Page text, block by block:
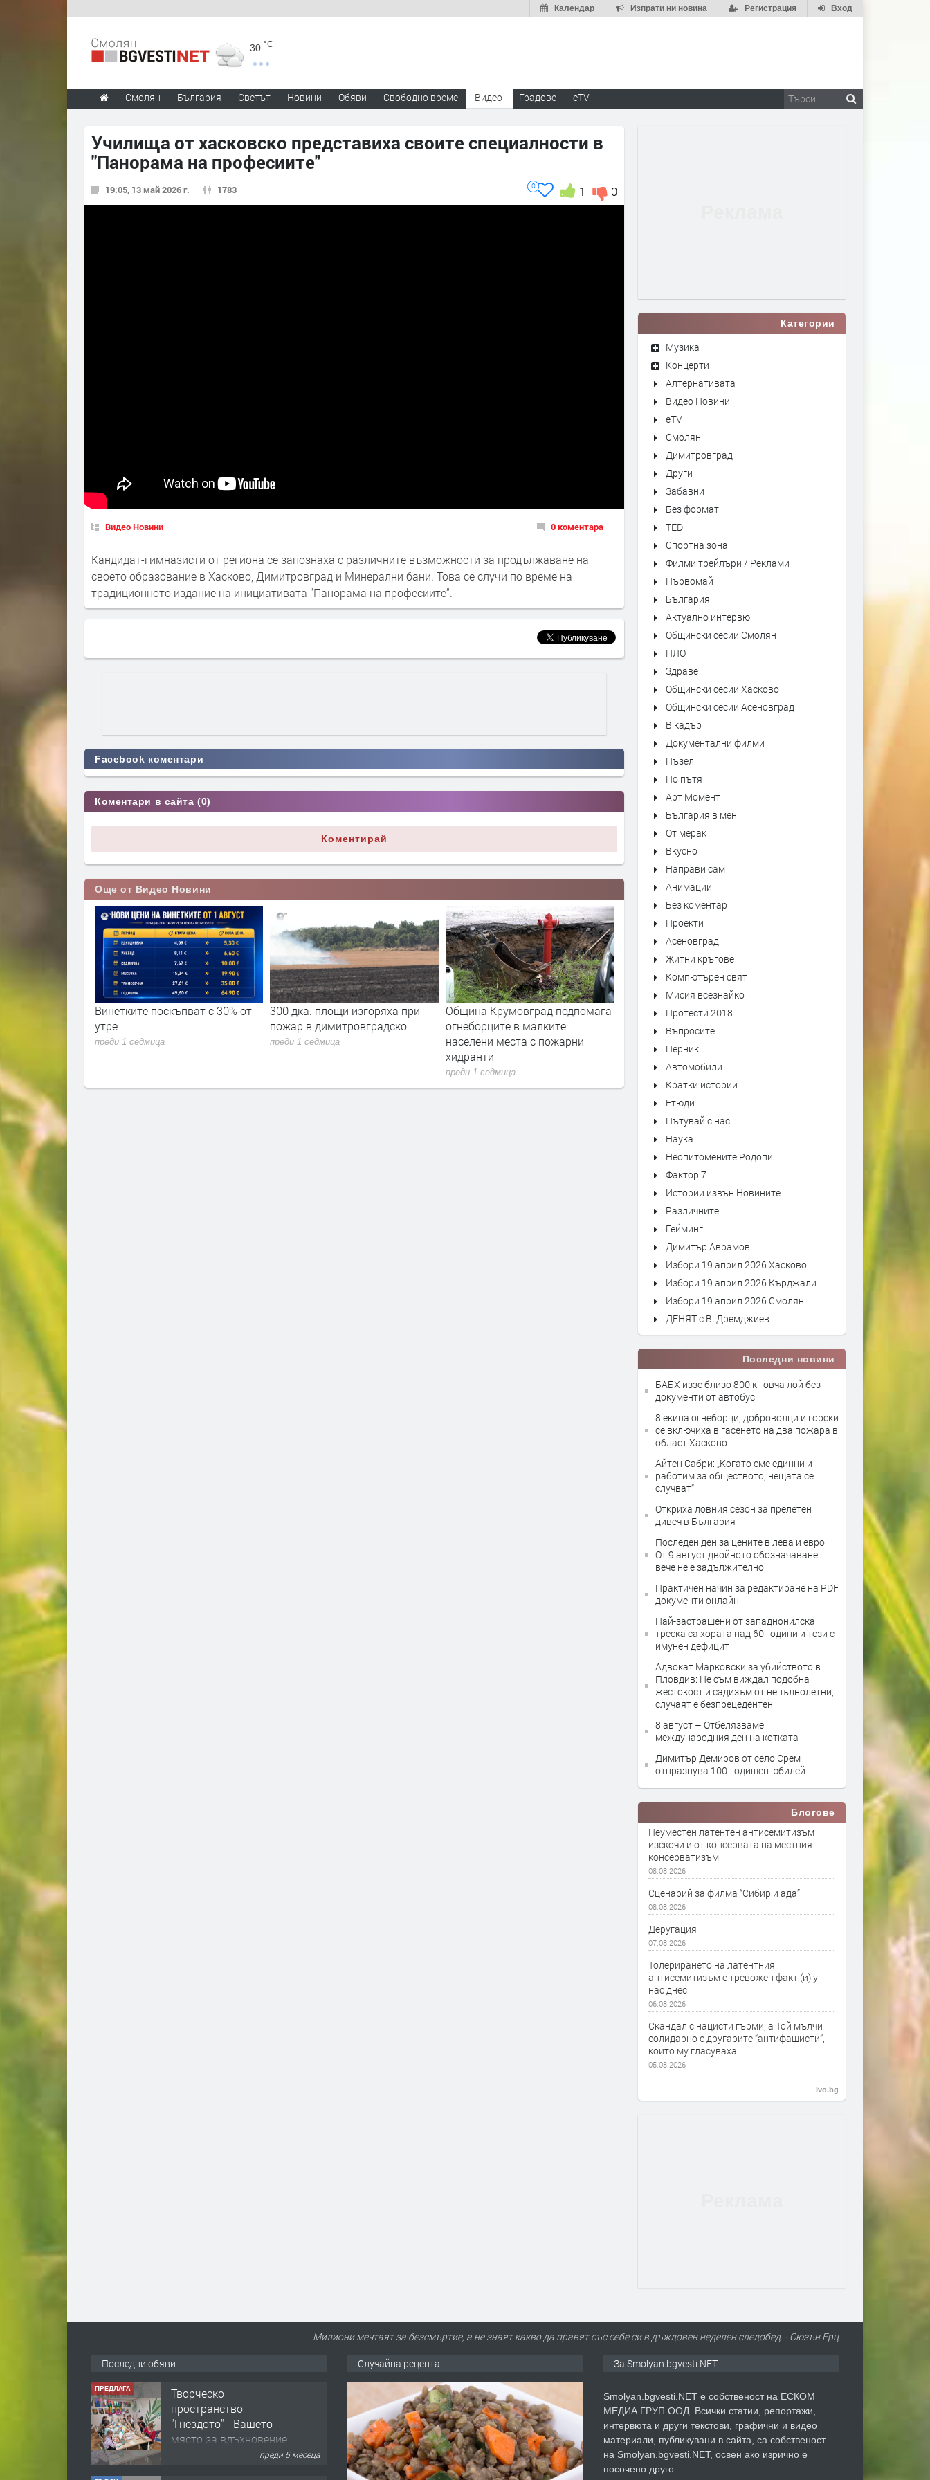
Вход
Регистрация
Изпрати ни новина
Календар
30 °C
Смолян България Светът Новини Обяви Свободно време Видео Градове eTV
Училища от хасковско представиха своите специалности в
"Панорама на професиите"
19:05, 13 май 2026 г. 1783 0
1
0
Видео Новини 0 коментара
Кандидат-гимназисти от региона се запознаха с различните възможности за продължаване на
своето образование в Хасково, Димитровград и Минерални бани. Това се случи по време на
традиционното издание на инициативата "Панорама на професиите“.
Facebook коментари
Коментари в сайта (0)
Коментирай
Още от Видео Новини
Винетките поскъпват с 30% от
утре
преди 1 седмица
300 дка. площи изгоряха при
пожар в димитровградско
преди 1 седмица
Община Крумовград подпомага
огнеборците в малките
населени места с пожарни
хидранти
преди 1 седмица
Първо издание на „Записки по
българските въстания“ от 1892
г. може да се види в архива на
Кърджали
преди 1 седмица
Категории
Музика
Концерти
Алтернативата
Видео Новини
eTV
Смолян
Димитровград
Други
Забавни
Без формат
TED
Спортна зона
Филми трейлъри / Реклами
Първомай
България
Актуално интервю
Общински сесии Смолян
НЛО
Здраве
Общински сесии Хасково
Общински сесии Асеновград
В кадър
Документални филми
Пъзел
По пътя
Арт Момент
България в мен
От мерак
Вкусно
Направи сам
Анимации
Без коментар
Проекти
Асеновград
Житни кръгове
Компютърен свят
Мисия всезнайко
Протести 2018
Въпросите
Перник
Автомобили
Кратки истории
Етюди
Пътувай с нас
Наука
Неопитомените Родопи
Фактор 7
Истории извън Новините
Различните
Гейминг
Димитър Аврамов
Избори 19 април 2026 Хасково
Избори 19 април 2026 Кърджали
Избори 19 април 2026 Смолян
ДЕНЯТ с В. Дремджиев
Последни новини
БАБХ иззе близо 800 кг овча лой без
документи от автобус
8 екипа огнеборци, доброволци и горски
се включиха в гасенето на два пожара в
област Хасково
Айтен Сабри: „Когато сме единни и
работим за обществото, нещата се
случват“
Откриха ловния сезон за прелетен
дивеч в България
Последен ден за цените в лева и евро:
От 9 август двойното обозначаване
вече не е задължително
Практичен начин за редактиране на PDF
документи онлайн
Най-застрашени от западнонилска
треска са хората над 60 години и тези с
имунен дефицит
Адвокат Марковски за убийството в
Пловдив: Не съм виждал подобна
жестокост и садизъм от непълнолетни,
случаят е безпрецедентен
8 август – Отбелязваме
международния ден на котката
Димитър Демиров от село Срем
отпразнува 100-годишен юбилей
Блогове
Неуместен латентен антисемитизъм
изскочи и от консервата на местния
консерватизъм
08.08.2026
Сценарий за филма “Сибир и ада”
08.08.2026
Деругация
07.08.2026
Толерирането на латентния
антисемитизъм е тревожен факт (и) у
нас днес
06.08.2026
Скандал с нацисти гърми, а Той мълчи
солидарно с другарите “антифашисти”,
които му гласуваха
05.08.2026
ivo.bg
Милиони мечтаят за безсмъртие, а не знаят какво да правят със себе си в дъждовен неделен следобед. - Сюзън Ерц
Последни обяви
ПРЕДЛАГА
Творческо
пространство
"Гнездото" - Вашето
място за вдъхновение
преди 5 месеца
Случайна рецепта За Smolyan.bgvesti.NET
Smolyan.bgvesti.NET е собственост на ЕСКОМ
МЕДИА ГРУП ООД. Всички статии, репортажи,
интервюта и други текстови, графични и видео
материали, публикувани в сайта, са собственост
на Smolyan.bgvesti.NET, освен ако изрично е
посочено друго.